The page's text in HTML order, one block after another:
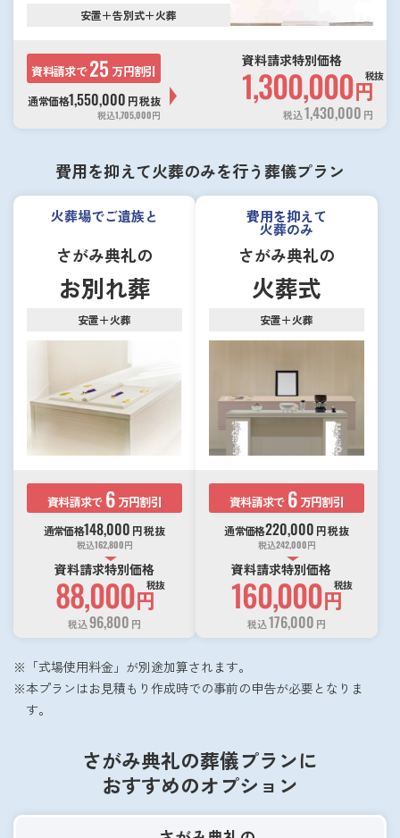
安置＋告別式＋火葬
資料請求で 25 万円割引
通常価格1,550,000 円税抜
税込1,705,000円
資料請求特別価格
1,300,000円
税抜
税込1,430,000 円
費用を抑えて火葬のみを行う葬儀プラン
火葬場でご遺族と
さがみ典礼の
お別れ葬
安置＋火葬
資料請求で 6 万円割引
通常価格148,000 円税抜
税込162,800円
資料請求特別価格
88,000円
税抜
税込96,800 円
費用を抑えて
火葬のみ
さがみ典礼の
火葬式
安置＋火葬
資料請求で 6 万円割引
通常価格220,000 円税抜
税込242,000円
資料請求特別価格
160,000円
税抜
税込176,000 円
「式場使用料金」が別途加算されます。
本プランはお見積もり作成時での事前の申告が必要となりま
す。
さがみ典礼の葬儀プランに
おすすめのオプション